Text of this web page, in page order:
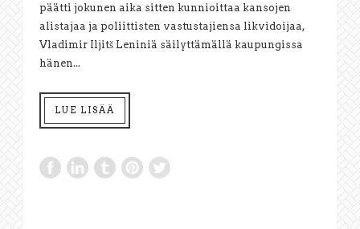
päätti jokunen aika sitten kunnioittaa kansojen
alistajaa ja poliittisten vastustajiensa likvidoijaa,
Vladimir Iljitš Leniniä säilyttämällä kaupungissa
hänen...
LUE LISÄÄ